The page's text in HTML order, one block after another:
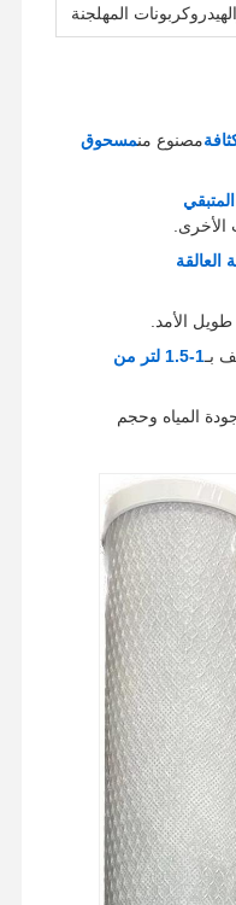
بنا أخبار
المهلجنة
مصنوع منمسحوق
الأخرى.
العالقة
الأمد.
بـ
1-1.5 لتر من
المياه وحجم